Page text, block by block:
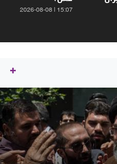
15:07 | 2026-08-08